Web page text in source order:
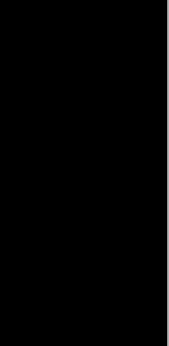
nuestra diversidad
es clave para hacer
Queremos
pero
dato faltante en la ficha
error en la sinopsis o el